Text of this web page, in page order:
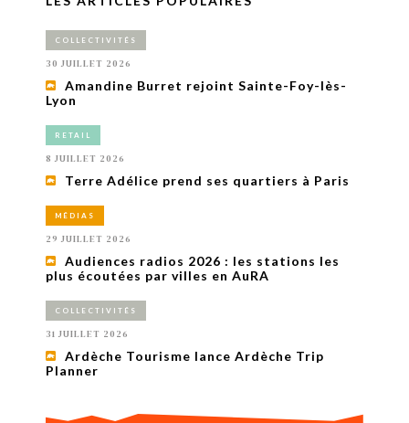
COLLECTIVITÉS
30 JUILLET 2026
Amandine Burret rejoint Sainte-Foy-lès-
Lyon
RETAIL
8 JUILLET 2026
Terre Adélice prend ses quartiers à Paris
MÉDIAS
29 JUILLET 2026
Audiences radios 2026 : les stations les
plus écoutées par villes en AuRA
COLLECTIVITÉS
31 JUILLET 2026
Ardèche Tourisme lance Ardèche Trip
Planner